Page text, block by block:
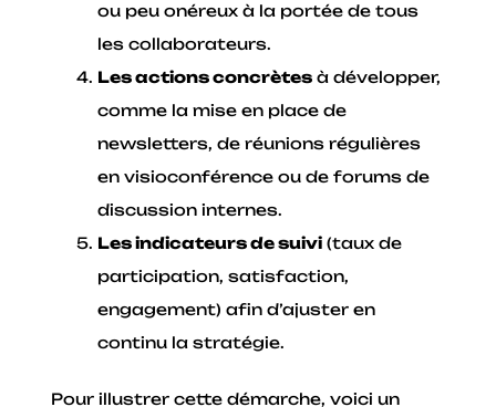
ou peu onéreux à la portée de tous
les collaborateurs.
Les actions concrètes à développer,
comme la mise en place de
newsletters, de réunions régulières
en visioconférence ou de forums de
discussion internes.
Les indicateurs de suivi (taux de
participation, satisfaction,
engagement) afin d’ajuster en
continu la stratégie.
Pour illustrer cette démarche, voici un